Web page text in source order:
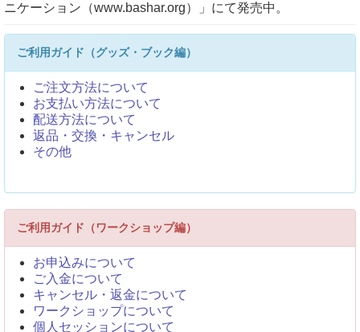
ニケーション（www.bashar.org）」にて発売中。
ご利用ガイド（グッズ・ブック編）
ご注文方法について
お支払い方法について
配送方法について
返品・交換・キャンセル
その他
ご利用ガイド（ワークショップ編）
お申込みについて
ご入金について
キャンセル・返金について
ワークショップについて
個人セッションについて